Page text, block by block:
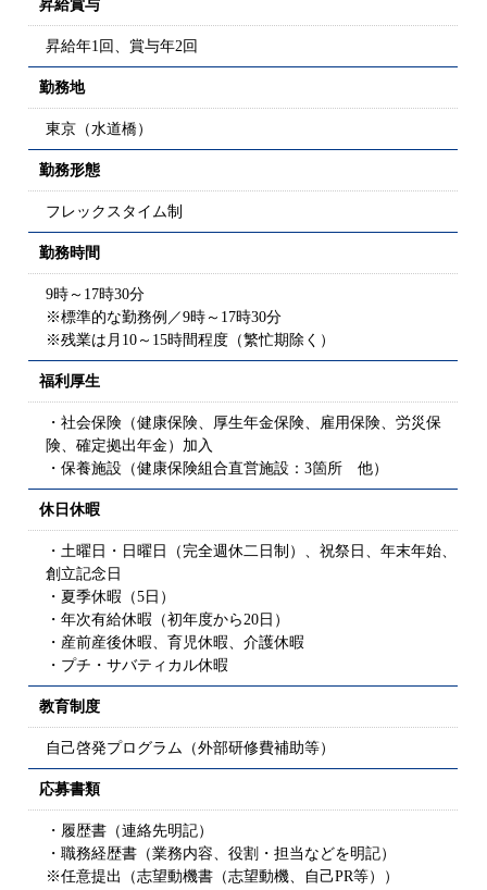
昇給賞与
昇給年1回、賞与年2回
勤務地
東京（水道橋）
勤務形態
フレックスタイム制
勤務時間
9時～17時30分
※標準的な勤務例／9時～17時30分
※残業は月10～15時間程度（繁忙期除く）
福利厚生
・社会保険（健康保険、厚生年金保険、雇用保険、労災保
険、確定拠出年金）加入
・保養施設（健康保険組合直営施設：3箇所 他）
休日休暇
・土曜日・日曜日（完全週休二日制）、祝祭日、年末年始、
創立記念日
・夏季休暇（5日）
・年次有給休暇（初年度から20日）
・産前産後休暇、育児休暇、介護休暇
・プチ・サバティカル休暇
教育制度
自己啓発プログラム（外部研修費補助等）
応募書類
・履歴書（連絡先明記）
・職務経歴書（業務内容、役割・担当などを明記）
※任意提出（志望動機書（志望動機、自己PR等））